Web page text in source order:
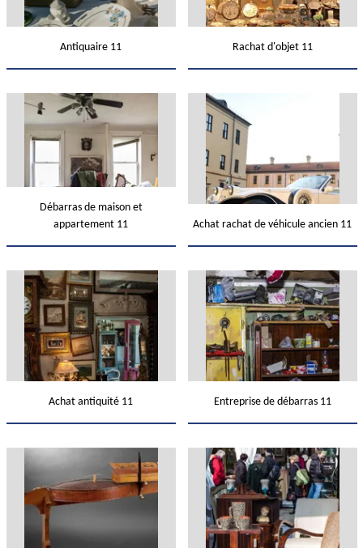
Antiquaire 11 Rachat d'objet 11
Débarras de maison et
appartement 11
Achat rachat de véhicule ancien 11
Achat antiquité 11 Entreprise de débarras 11